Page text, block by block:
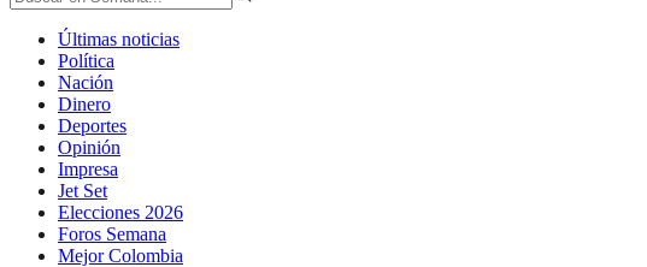
Últimas noticias
Política
Nación
Dinero
Deportes
Opinión
Impresa
Jet Set
Elecciones 2026
Foros Semana
Mejor Colombia